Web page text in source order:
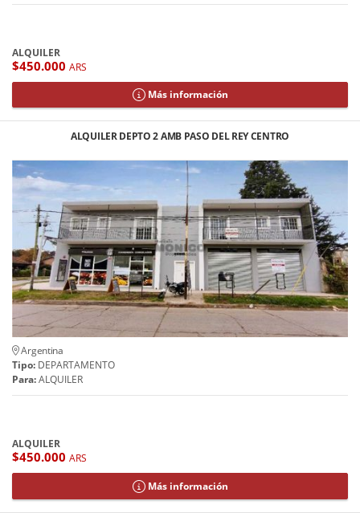
ALQUILER
$450.000 ARS
Más información
ALQUILER DEPTO 2 AMB PASO DEL REY CENTRO
Argentina
Tipo: DEPARTAMENTO
Para:ALQUILER
ALQUILER
$450.000 ARS
Más información